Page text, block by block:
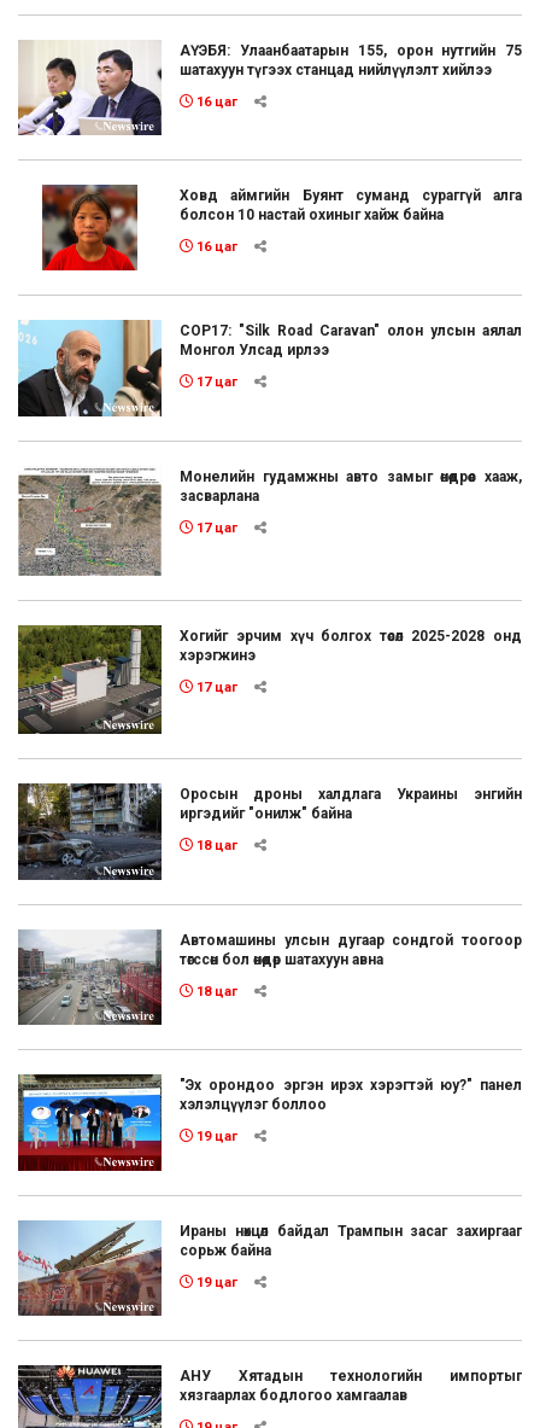
АҮЭБЯ: Улаанбаатарын 155, орон нутгийн 75
шатахуун түгээх станцад нийлүүлэлт хийлээ
16 цаг
Ховд аймгийн Буянт суманд сураггүй алга
болсон 10 настай охиныг хайж байна
16 цаг
COP17: "Silk Road Caravan" олон улсын аялал
Монгол Улсад ирлээ
17 цаг
Монелийн гудамжны авто замыг өнөөдрөөс хааж,
засварлана
17 цаг
Хогийг эрчим хүч болгох төсөл 2025-2028 онд
хэрэгжинэ
17 цаг
Оросын дроны халдлага Украины энгийн
иргэдийг "онилж" байна
18 цаг
Автомашины улсын дугаар сондгой тоогоор
төгссөн бол өнөөдөр шатахуун авна
18 цаг
"Эх орондоо эргэн ирэх хэрэгтэй юу?" панел
хэлэлцүүлэг боллоо
19 цаг
Ираны нөхцөл байдал Трампын засаг захиргааг
сорьж байна
19 цаг
АНУ Хятадын технологийн импортыг
хязгаарлах бодлогоо хамгаалав